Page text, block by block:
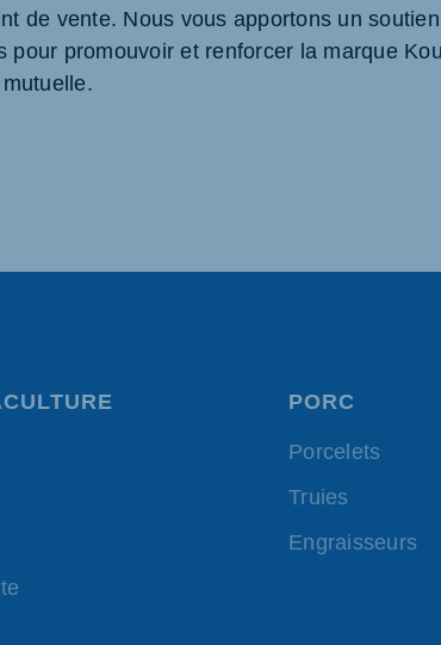
de vente. Nous vous apportons un
pour promouvoir et renforcer la marque
PORC
Porcelets
Truies
Engraisseurs